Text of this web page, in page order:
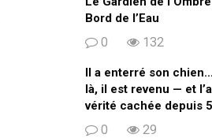
Bord de l’Eau
0 132
Il a enterré son
là, il est revenu — et
vérité cachée depuis
0 29